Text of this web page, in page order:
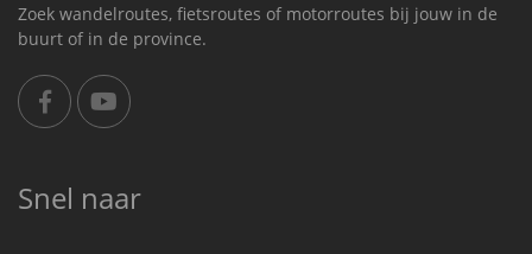
Zoek wandelroutes, fietsroutes of motorroutes bij jouw in de
buurt of in de province.
Snel naar